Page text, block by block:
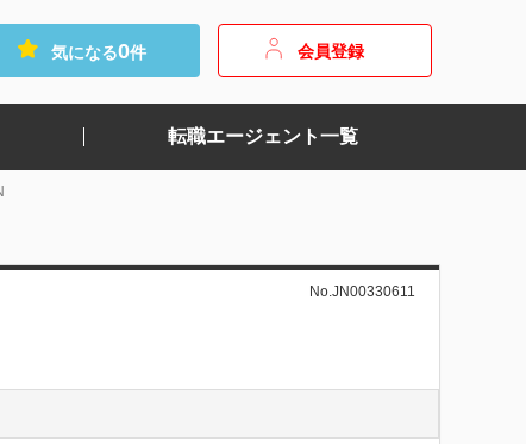
気になる0件 会員登録
転職エージェント一覧
No.JN00330611